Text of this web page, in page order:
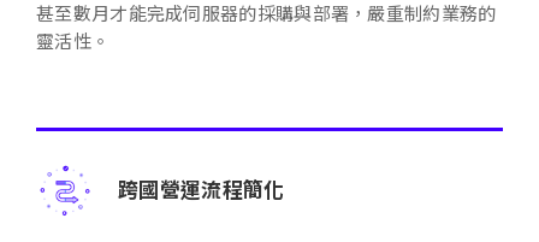
甚至數月才能完成伺服器的採購與部署，嚴重制約業務的
靈活性。
跨國營運流程簡化